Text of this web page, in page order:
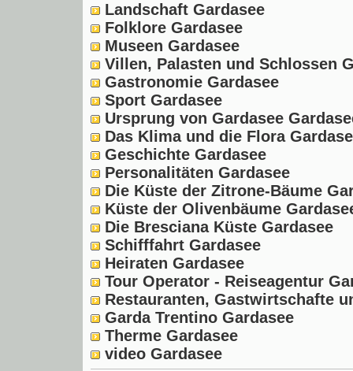
Landschaft Gardasee
Folklore Gardasee
Museen Gardasee
Villen, Palasten und Schlossen
Gastronomie Gardasee
Sport Gardasee
Ursprung von Gardasee
Das Klima und die Flora
Geschichte Gardasee
Personalitäten Gardasee
Die Küste der Zitrone-Bäume
Küste der Olivenbäume
Die Bresciana Küste Gardasee
Schifffahrt Gardasee
Heiraten Gardasee
Tour Operator - Reiseagentur
Restauranten, Gastwirtschafte
Garda Trentino Gardasee
Therme Gardasee
video Gardasee